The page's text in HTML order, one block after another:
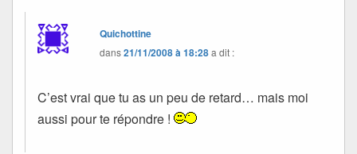
Quichottine
dans21/11/2008 à 18:28a dit :
C’est vrai que tu as un peu de retard… mais moi
aussi pour te répondre !